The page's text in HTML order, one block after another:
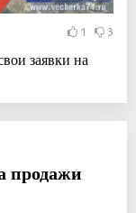
1 3
заявки на
продажи